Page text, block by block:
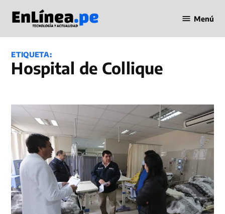
contenido
en Línea
Menú
ETIQUETA:
hospital de Collique